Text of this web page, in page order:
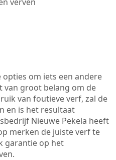
om iets een andere
van groot belang om de
van foutieve verf, zal de
en is het resultaat
Nieuwe Pekela heeft
merken de juiste verf te
garantie op het